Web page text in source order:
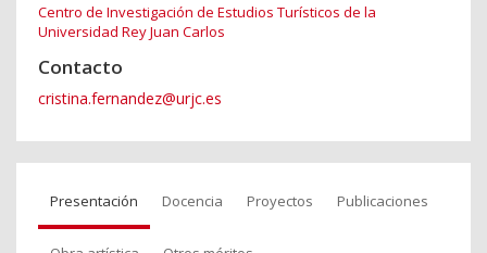
Centro de Investigación de Estudios Turísticos de la
Universidad Rey Juan Carlos
Contacto
cristina.fernandez@urjc.es
Presentación Docencia Proyectos Publicaciones